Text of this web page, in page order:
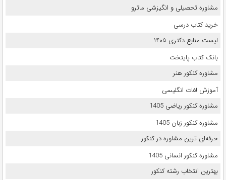
مشاوره تحصیلی و انگیزشی ماترو
خرید کتاب درسی
لیست منابع دکتری ۱۴۰۵
بانک کتاب پایتخت
مشاوره کنکور هنر
آموزش لغات انگلیسی
مشاوره کنکور ریاضی 1405
مشاوره کنکور زبان 1405
حرفه‌ای ترین مشاوره در کنکور
مشاوره کنکور انسانی 1405
بهترین انتخاب رشته کنکور